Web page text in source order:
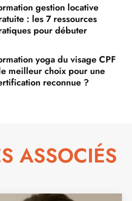
gestion locative
: les 7 ressources
pour débuter
yoga du visage CPF
meilleur choix pour une
reconnue ?
ASSOCIÉS